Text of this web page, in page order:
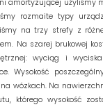
amortyzującej użyliśmy
rozmaite typy
na trzy strefy z
Na szarej brukowej
wyciąg i
Wysokość
wózkach. Na
którego wysokość